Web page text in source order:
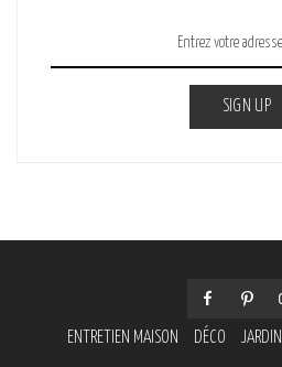
SIGN UP
ENTRETIEN MAISON DÉCO JARDIN